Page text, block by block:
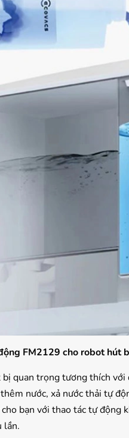
FM2129 cho robot hút
quan trọng tương thích với
nước, xả nước thải tự
bạn với thao tác tự động
lần.